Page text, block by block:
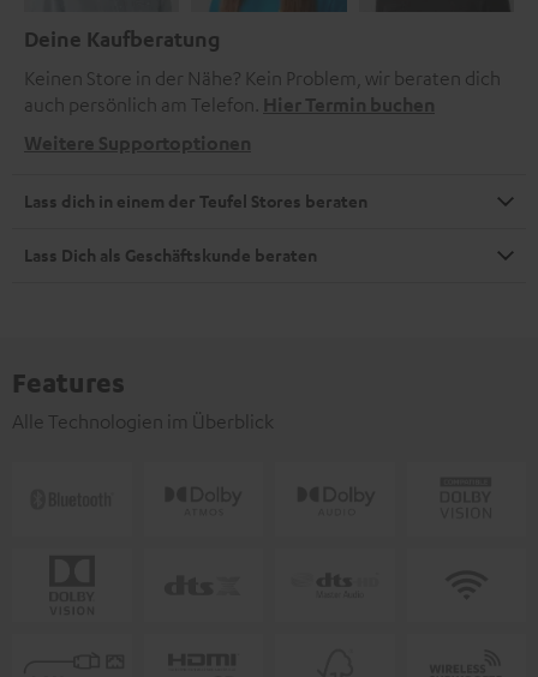
Deine Kaufberatung
Keinen Store in der Nähe? Kein Problem, wir beraten dich
auch persönlich am Telefon. Hier Termin buchen
Weitere Supportoptionen
Lass dich in einem der Teufel Stores beraten
Lass Dich als Geschäftskunde beraten
Features
Alle Technologien im Überblick